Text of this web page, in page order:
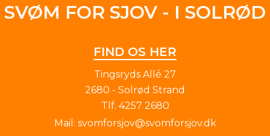
SVØM FOR SJOV - I SOLRØD
FIND OS HER
Tingsryds Allé 27
2680 - Solrød Strand
Tlf. 4257 2680
Mail: svomforsjov@svomforsjov.dk